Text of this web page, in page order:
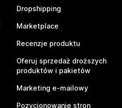
Dropshipping
Marketplace
Recenzje produktu
Oferuj sprzedaż droższych
produktów i pakietów
Marketing e-mailowy
Pozycjonowanie stron